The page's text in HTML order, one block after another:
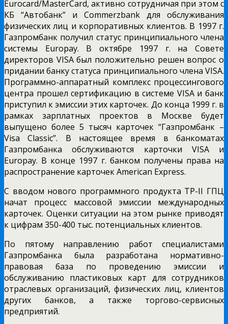
Eurocard/MasterCard, активно сотрудничая при этом с
КБ “Автобанк” и Commerzbank для обслуживания
физических лиц и корпоративных клиентов. В 1997 г.
Газпромбанк получил статус принципиального члена
системы Europay. В октябре 1997 г. на Совете
директоров VISA был положительно решен вопрос о
придании банку статуса принципиального члена VISA.
Программно-аппаратный комплекс процессингового
центра прошел сертификацию в системе VISA и банк
приступил к эмиссии этих карточек. До конца 1999 г. в
рамках зарплатных проектов в Москве будет
выпущено более 5 тысяч карточек “Газпромбанк –
Visa Classic”. В настоящее время в банкоматах
Газпромбанка обслуживаются карточки VISA и
Europay. В конце 1997 г. банком получены права на
распространение карточек American Express.
С вводом нового программного продукта ТР-II ГПЦ
начат процесс массовой эмиссии международных
карточек. Оценки ситуации на этом рынке приводят
к цифрам 350-400 тыс. потенциальных клиентов.
По пятому направлению работ специалистами
Газпромбанка была разработана нормативно-
правовая база по проведению эмиссии и
обслуживанию пластиковых карт для сотрудников
отраслевых организаций, физических лиц, клиентов
других банков, а также торгово-сервисных
предприятий.